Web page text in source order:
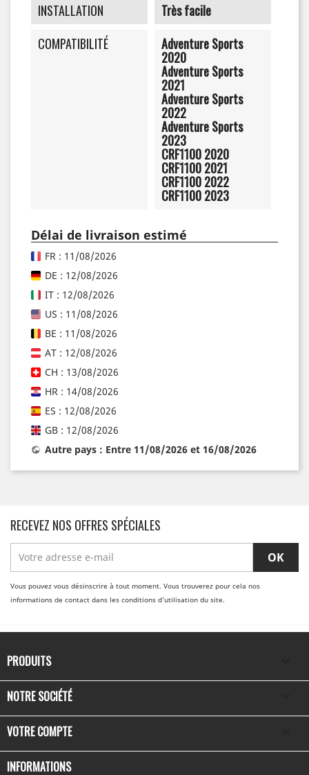
INSTALLATION
Très facile
COMPATIBILITÉ
Adventure Sports
2020
Adventure Sports
2021
Adventure Sports
2022
Adventure Sports
2023
CRF1100 2020
CRF1100 2021
CRF1100 2022
CRF1100 2023
Délai de livraison estimé
FR : 11/08/2026
DE : 12/08/2026
IT : 12/08/2026
US : 11/08/2026
BE : 11/08/2026
AT : 12/08/2026
CH : 13/08/2026
HR : 14/08/2026
ES : 12/08/2026
GB : 12/08/2026
Autre pays : Entre 11/08/2026 et 16/08/2026
RECEVEZ NOS OFFRES SPÉCIALES
Vous pouvez vous désinscrire à tout moment. Vous trouverez pour cela nos
informations de contact dans les conditions d'utilisation du site.
PRODUITS
NOTRE SOCIÉTÉ
VOTRE COMPTE
INFORMATIONS